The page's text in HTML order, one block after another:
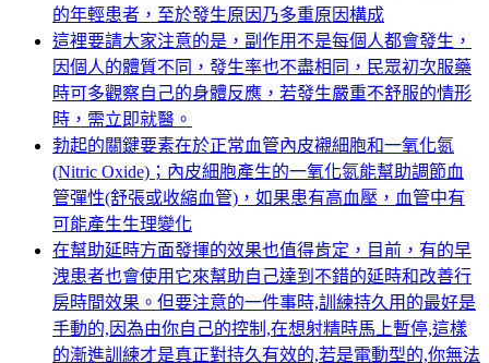
的年輕患者，至於發生原因乃多重原因構成
這裡要請大家注意的是，副作用不是每個人都會發生，
因個人的體質不同，發生率也不盡相同，民眾初次服藥
時可多觀察自己的身體反應，若發生嚴重不舒服的情形
時，需立即就醫。
勃起的關鍵要素在於正常血管內皮襯細胞和一氧化氮
(Nitric Oxide)；內皮細胞產生的一氧化氮能幫助調節血
管彈性(舒張或收縮血管)，如果患有高血壓，血管中有
可能產生生理變化
在幫助延時方面發揮的效果也值得肯定，目前，有的早
洩患者也會使用它來幫助自己達到不錯的延時和改善行
房時間效果。但要注意的一件事時,訓練持久用的最好是
手動的,因為由你自己的控制,在想射精時馬上暫停,這樣
的漸進訓練才是真正對持久有效的,若是電動型的,你無法